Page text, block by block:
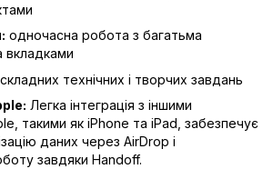
одночасна робота з багатьма
вкладками
технічних і творчих завдань
Легка інтеграція з іншими
такими як iPhone та iPad, забезпечує
даних через AirDrop і
завдяки Handoff.